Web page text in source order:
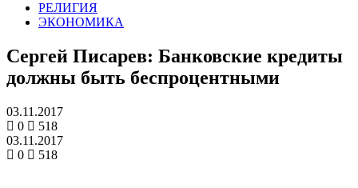
РЕЛИГИЯ
ЭКОНОМИКА
Сергей Писарев: Банковские кредиты
должны быть беспроцентными
03.11.2017
0
518
03.11.2017
0
518